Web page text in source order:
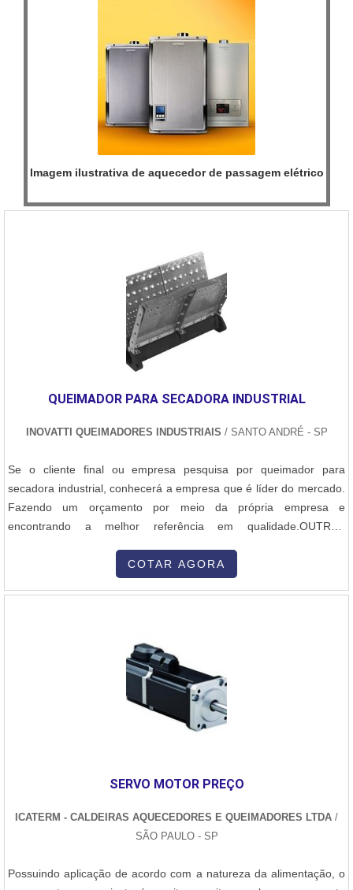
Imagem ilustrativa de aquecedor de passagem elétrico
QUEIMADOR PARA SECADORA INDUSTRIAL
INOVATTI QUEIMADORES INDUSTRIAIS / SANTO ANDRÉ - SP
Se o cliente final ou empresa pesquisa por queimador para
secadora industrial, conhecerá a empresa que é líder do mercado.
Fazendo um orçamento por meio da própria empresa e
encontrando a melhor referência em qualidade.OUTRAS
INDUSTRIALQuem procura por queimador para secadora
queimadores industriais, oferecendo o que há de melhor no
mercado para cada cliente.Ainda tratando-se de queimador para
secadora industrial, mais do que visar apenas lucratividade, deve
oferecer produtos e serviços que tenham ótima qualidade e
precisão, detalhes que passam despercebidos e podem gerar
prejuízo futuros para os clientes.É importante lembrar que o
durabilidade dos materiais, além de evitar prejuízos com
substituições frequentes de produtos que não cumprem com suas
funções adequadamente. Assim, é possível poupar gastos
Queimadores Industriais ter se tornado destaque quando
pensamos em uma empresa que entrega confiança e serviços de
COTAR AGORA
SERVO MOTOR PREÇO
ICATERM - CALDEIRAS AQUECEDORES E QUEIMADORES LTDA /
SÃO PAULO - SP
Possuindo aplicação de acordo com a natureza da alimentação, o